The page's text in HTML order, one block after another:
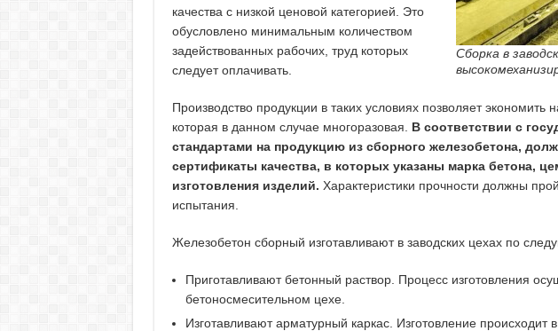
Сборка в
качества с низкой ценовой категорией. Это
обусловлено минимальным количеством
задействованных рабочих, труд которых
следует оплачивать.
Производство продукции в таких условиях позволяет экономить
которая в данном случае многоразовая. В соответствии с
стандартами на продукцию из сборного железобетона,
сертификаты качества, в которых указаны марка бетона,
изготовления изделий. Характеристики прочности должны
испытания.
Железобетон сборный изготавливают в заводских цехах по
Приготавливают бетонный раствор. Процесс изготовления
бетоносмесительном цехе.
Изготавливают арматурный каркас. Изготовление происходит